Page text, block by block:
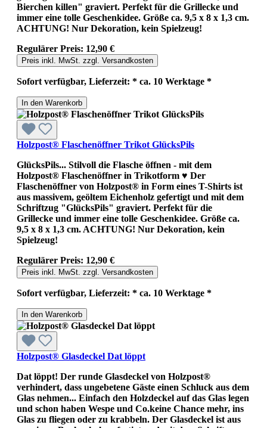
Bierchen killen" graviert. Perfekt für die Grillecke und
immer eine tolle Geschenkidee. Größe ca. 9,5 x 8 x 1,3 cm.
ACHTUNG! Nur Dekoration, kein Spielzeug!
Regulärer Preis: 12,90 €
Preis inkl. MwSt. zzgl. Versandkosten
Sofort verfügbar, Lieferzeit: * ca. 10 Werktage *
In den Warenkorb
Holzpost® Flaschenöffner Trikot GlücksPils
GlücksPils... Stilvoll die Flasche öffnen - mit dem
Holzpost® Flaschenöffner in Trikotform ♥ Der
Flaschenöffner von Holzpost® in Form eines T-Shirts ist
aus massivem, geöltem Eichenholz gefertigt und mit dem
Schriftzug "GlücksPils" graviert. Perfekt für die
Grillecke und immer eine tolle Geschenkidee. Größe ca.
9,5 x 8 x 1,3 cm. ACHTUNG! Nur Dekoration, kein
Spielzeug!
Regulärer Preis: 12,90 €
Preis inkl. MwSt. zzgl. Versandkosten
Sofort verfügbar, Lieferzeit: * ca. 10 Werktage *
In den Warenkorb
Holzpost® Glasdeckel Dat löppt
Dat löppt! Der runde Glasdeckel von Holzpost®
verhindert, dass ungebetene Gäste einen Schluck aus dem
Glas nehmen... Einfach den Holzdeckel auf das Glas legen
und schon haben Wespe und Co.keine Chance mehr, ins
Glas zu fliegen oder zu krabbeln. Der Glasdeckel ist aus